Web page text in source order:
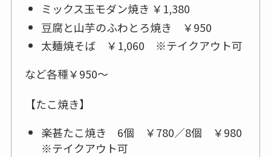
ミックス玉モダン焼き ￥1,380
豆腐と山芋のふわとろ焼き ￥950
太麺焼そば ￥1,060 ※テイクアウト可
など各種￥950～
【たこ焼き】
楽甚たこ焼き 6個 ￥780／8個 ￥980
※テイクアウト可